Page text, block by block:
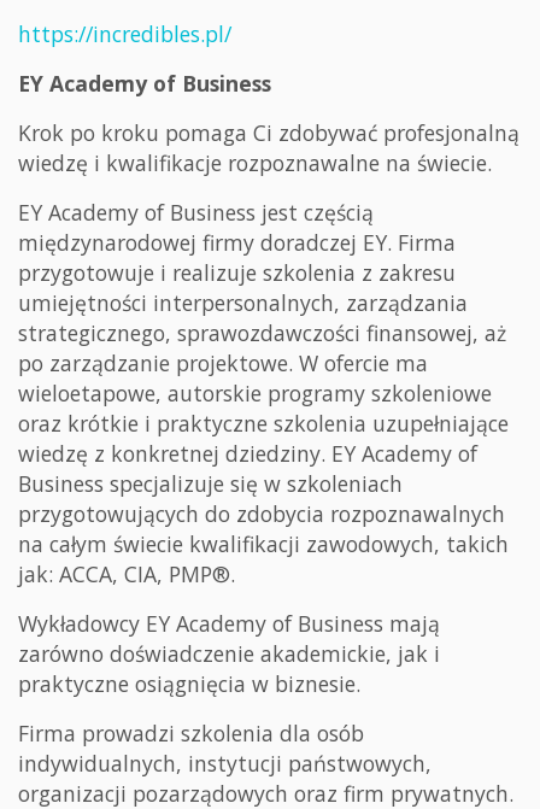
https://incredibles.pl/
EY Academy of Business
Krok po kroku pomaga Ci zdobywać profesjonalną
wiedzę i kwalifikacje rozpoznawalne na świecie.
EY Academy of Business jest częścią
międzynarodowej firmy doradczej EY. Firma
przygotowuje i realizuje szkolenia z zakresu
umiejętności interpersonalnych, zarządzania
strategicznego, sprawozdawczości finansowej, aż
po zarządzanie projektowe. W ofercie ma
wieloetapowe, autorskie programy szkoleniowe
oraz krótkie i praktyczne szkolenia uzupełniające
wiedzę z konkretnej dziedziny. EY Academy of
Business specjalizuje się w szkoleniach
przygotowujących do zdobycia rozpoznawalnych
na całym świecie kwalifikacji zawodowych, takich
jak: ACCA, CIA, PMP®.
Wykładowcy EY Academy of Business mają
zarówno doświadczenie akademickie, jak i
praktyczne osiągnięcia w biznesie.
Firma prowadzi szkolenia dla osób
indywidualnych, instytucji państwowych,
organizacji pozarządowych oraz firm prywatnych.